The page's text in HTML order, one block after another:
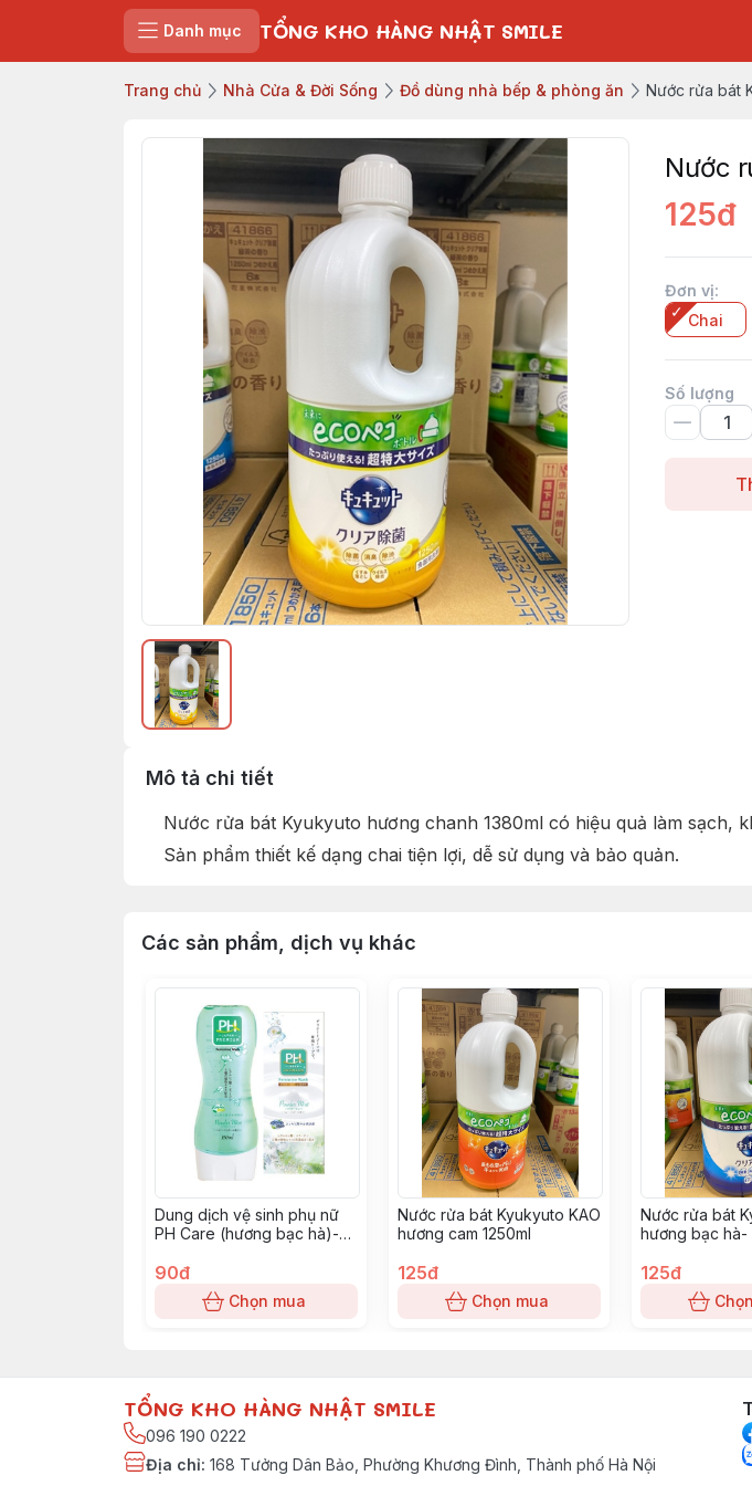
Danh mục TỔNG KHO HÀNG NHẬT SMILE
Trang chủ Nhà Cửa & Đời Sống Đồ dùng nhà bếp & phòng ăn Nước rửa bát
Nước
125đ
Đơn vị:
Chai
Số lượng
Mô tả chi tiết
Nước rửa bát Kyukyuto hương chanh 1380ml có hiệu quả làm sạch,
Sản phẩm thiết kế dạng chai tiện lợi, dễ sử dụng và bảo quản.
Các sản phẩm, dịch vụ khác
Dung dịch vệ sinh phụ nữ
PH Care (hương bạc hà)-
90đ
Chọn mua
Nước rửa bát Kyukyuto KAO
hương cam 1250ml
125đ
Chọn mua
Nước rửa bát
hương bạc hà-
125đ
TỔNG KHO HÀNG NHẬT SMILE
096 190 0222
Địa chỉ: 168 Tưởng Dân Bảo, Phường Khương Đình, Thành phố Hà Nội